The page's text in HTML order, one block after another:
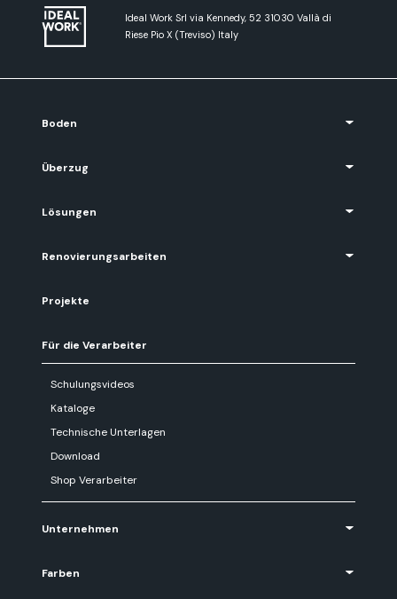
Ideal Work Srl via Kennedy, 52 31030 Vallà di
Riese Pio X (Treviso) Italy
Boden
Überzug
Lösungen
Renovierungsarbeiten
Projekte
Für die Verarbeiter
Schulungsvideos
Kataloge
Technische Unterlagen
Download
Shop Verarbeiter
Unternehmen
Farben